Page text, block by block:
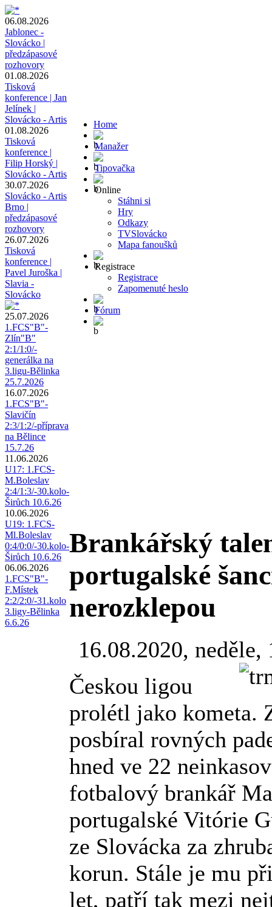
06.08.2026
Jablonec -
Slovácko |
předzápasové
rozhovory
01.08.2026
Tisková
konference | Jan
Jelínek |
Slovácko - Artis
01.08.2026
Tisková
konference |
Filip Horský |
Slovácko - Artis
30.07.2026
Slovácko - Artis
Brno |
předzápasové
rozhovory
26.07.2026
Tisková
konference |
Pavel Juroška |
Slavia -
Slovácko
25.07.2026
1.FCS"B"-
Zlín"B"
2:1/1:0/-
generálka na
3.ligu-Bělinka
25.7.2026
16.07.2026
1.FCS"B"-
Slavičín
2:3/1:2/-příprava
na Bělince
15.7.26
11.06.2026
U17: 1.FCS-
M.Boleslav
2:4/1:3/-30.kolo-
Širůch 10.6.26
10.06.2026
U19: 1.FCS-
Ml.Boleslav
0:4/0:0/-30.kolo-
Širůch 10.6.26
06.06.2026
1.FCS"B"-
F.Místek
2:2/2:0/-31.kolo
3.ligy-Bělinka
6.6.26
Home
Manažer
Tipovačka
Online
Stáhni si
Hry
Odkazy
TVSlovácko
Mapa fanoušků
Registrace
Registrace
Zapomenuté heslo
Fórum
Brankářský
portugalské
nerozklepou
16.08.2020, neděle,
Českou ligou
prolétl jako kometa.
posbíral rovných
hned ve 22
fotbalový brankář
portugalské Vitórie
ze Slovácka za
korun. Stále je mu
let, patří tak mezi